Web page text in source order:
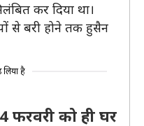
कर दिया था।
से बरी होने तक हुसैन
लिया है
फरवरी को ही घर